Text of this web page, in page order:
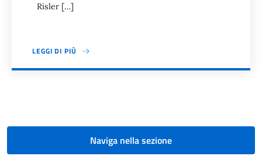
Risler […]
LEGGI DI PIÙ
Naviga nella sezione